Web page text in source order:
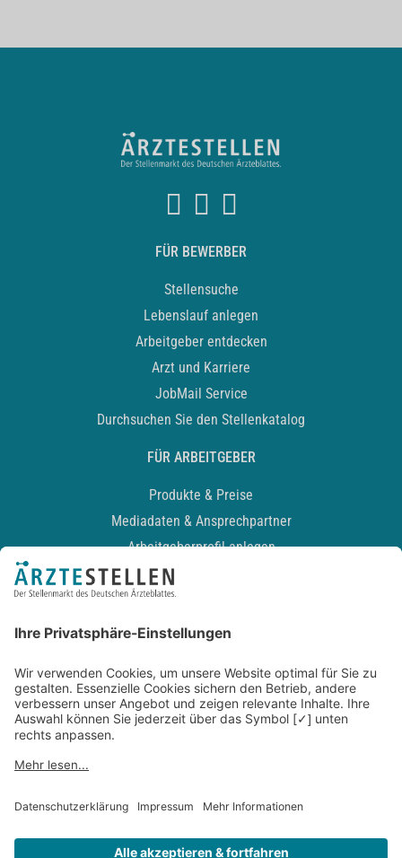
FÜR BEWERBER
Stellensuche
Lebenslauf anlegen
Arbeitgeber entdecken
Arzt und Karriere
JobMail Service
Durchsuchen Sie den Stellenkatalog
FÜR ARBEITGEBER
Produkte & Preise
Mediadaten & Ansprechpartner
Arbeitgeberprofil anlegen
Recruiting-Podcast
Kontakt
Datenschutz
Newsletter